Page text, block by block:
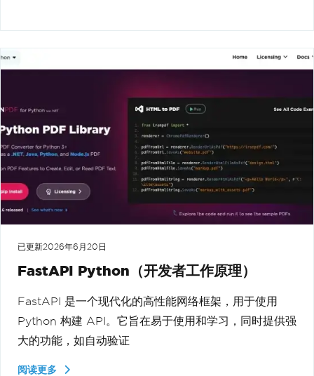
已更新2026年6月20日
FastAPI Python（开发者工作原理）
FastAPI 是一个现代化的高性能网络框架，用于使用
Python 构建 API。它旨在易于使用和学习，同时提供强
大的功能，如自动验证
阅读更多